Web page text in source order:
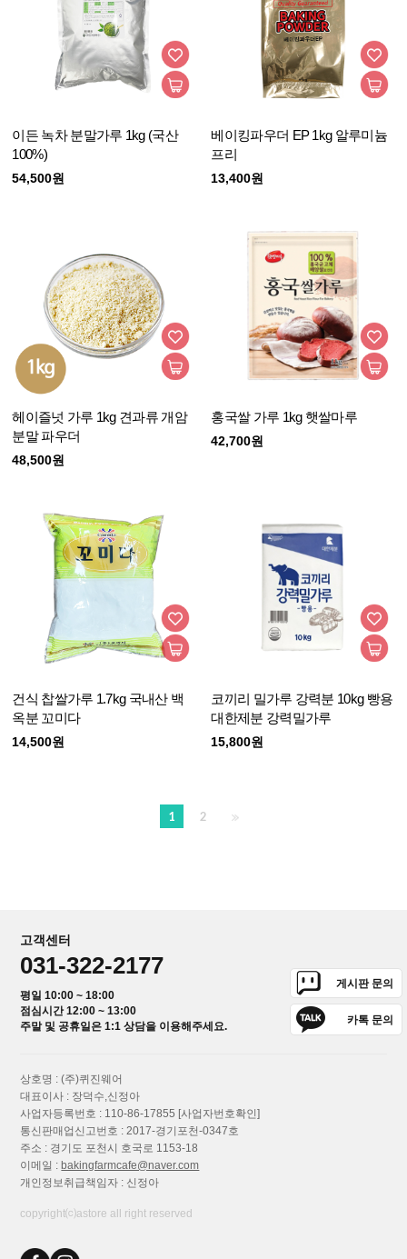
이든 녹차 분말가루 1kg (국산
100%)
54,500원
베이킹파우더 EP 1kg 알루미늄
프리
13,400원
헤이즐넛 가루 1kg 견과류 개암
분말 파우더
48,500원
홍국쌀 가루 1kg 햇쌀마루
42,700원
건식 찹쌀가루 1.7kg 국내산 백
옥분 꼬미다
14,500원
코끼리 밀가루 강력분 10kg 빵용
대한제분 강력밀가루
15,800원
1 2
고객센터
031-322-2177
평일 10:00 ~ 18:00
점심시간 12:00 ~ 13:00
주말 및 공휴일은 1:1 상담을 이용해주세요.
게시판 문의
카톡 문의
상호명 : (주)퀴진웨어
대표이사 : 장덕수,신정아
사업자등록번호 : 110-86-17855 [사업자번호확인]
통신판매업신고번호 : 2017-경기포천-0347호
주소 : 경기도 포천시 호국로 1153-18
이메일 : bakingfarmcafe@naver.com
개인정보취급책임자 : 신정아
copyright⒞astore all right reserved